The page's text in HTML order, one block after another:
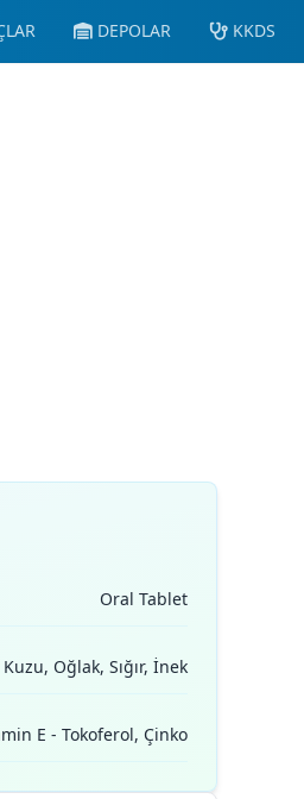
DEPOLAR KKDS
Oral Tablet
Oğlak, Sığır, İnek
E - Tokoferol, Çinko